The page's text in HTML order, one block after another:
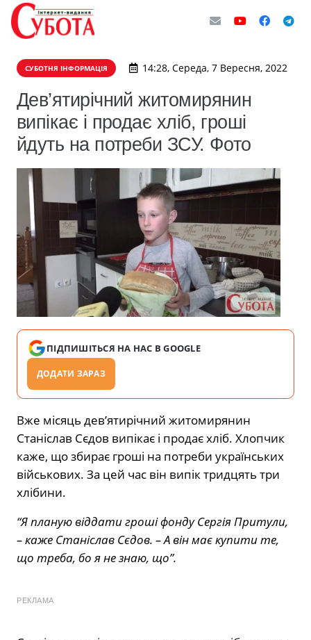
СУБОТНЯ ІНФОРМАЦІЯ 14:28, Середа, 7 Вересня, 2022
Дев’ятирічний житомирянин
випікає і продає хліб, гроші
йдуть на потреби ЗСУ. Фото
ПІДПИШІТЬСЯ НА НАС В GOOGLE
ДОДАТИ ЗАРАЗ
Вже місяць дев’ятирічний житомирянин
Станіслав Сєдов випікає і продає хліб. Хлопчик
каже, що збирає гроші на потреби українських
військових. За цей час він випік тридцять три
хлібини.
“Я планую віддати гроші фонду Сергія Притули,
– каже Станіслав Сєдов. – А він має купити те,
що треба, бо я не знаю, що”.
РЕКЛАМА